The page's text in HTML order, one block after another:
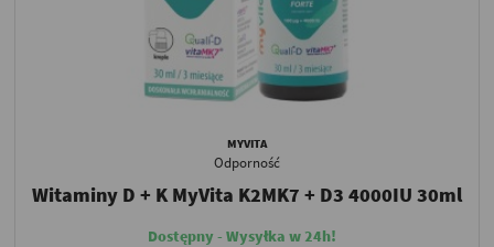
MYVITA
Odporność
Witaminy D + K MyVita K2MK7 + D3 4000IU 30ml
Dostępny - Wysyłka w 24h!